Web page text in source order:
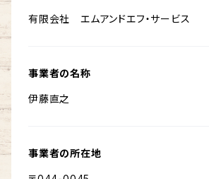
有限会社 エムアンドエフ・サービス
事業者の名称
伊藤直之
事業者の所在地